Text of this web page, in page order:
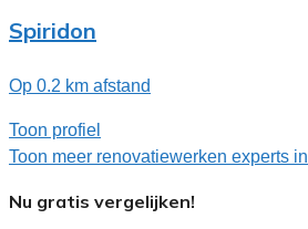
Spiridon
Op 0.2 km afstand
Toon profiel
Toon meer renovatiewerken experts
Nu gratis vergelijken!